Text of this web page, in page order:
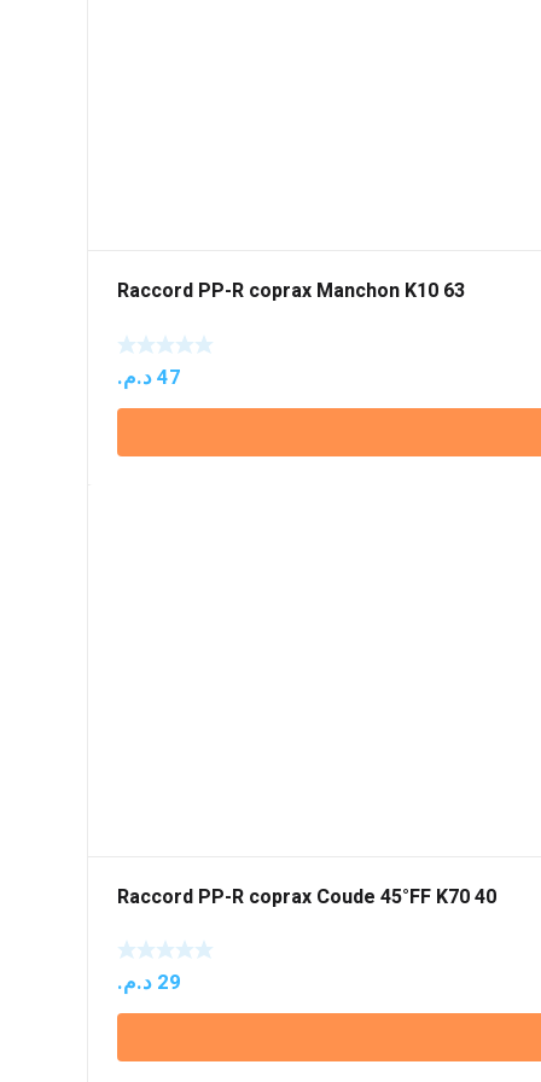
Raccord PP-R coprax Manchon K10 63
47د.م.
Raccord PP-R coprax Coude 45°FF K70 40
29 د.م.